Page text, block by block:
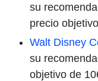
su
precio
Walt Disney
su
objetivo de